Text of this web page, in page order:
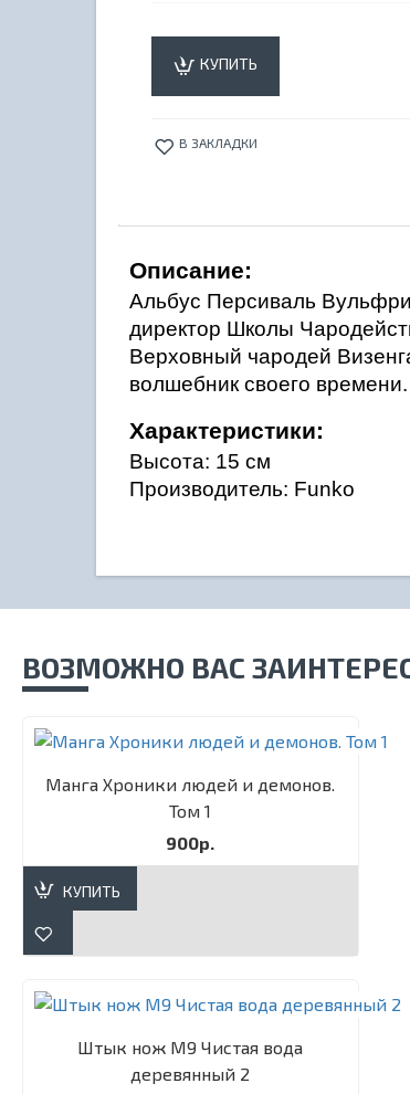
КУПИТЬ
В ЗАКЛАДКИ
Описание:
Альбус Персиваль
директор Школы
Верховный чародей
волшебник своего времени.
Характеристики:
Высота: 15 см
Производитель: Funko
ВОЗМОЖНО ВАС
Манга Хроники людей и демонов.
Том 1
900р.
КУПИТЬ
Штык нож М9 Чистая вода
деревянный 2